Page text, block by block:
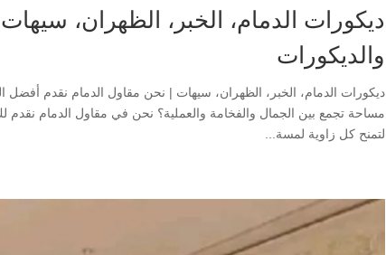
ديكورات الدمام، الخبر، الظهران،
والديكورات
ديكورات الدمام، الخبر، الظهران، سيهات | نحن مقاول الدمام نقدم
مساحة تجمع بين الجمال والفخامة والعملية؟ نحن في مقاول الدمام نقدم
لتمنح كل زاوية لمسة...